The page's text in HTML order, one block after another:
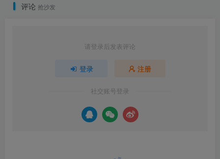
评论 抢沙发
请登录后发表评论
登录 注册
社交账号登录